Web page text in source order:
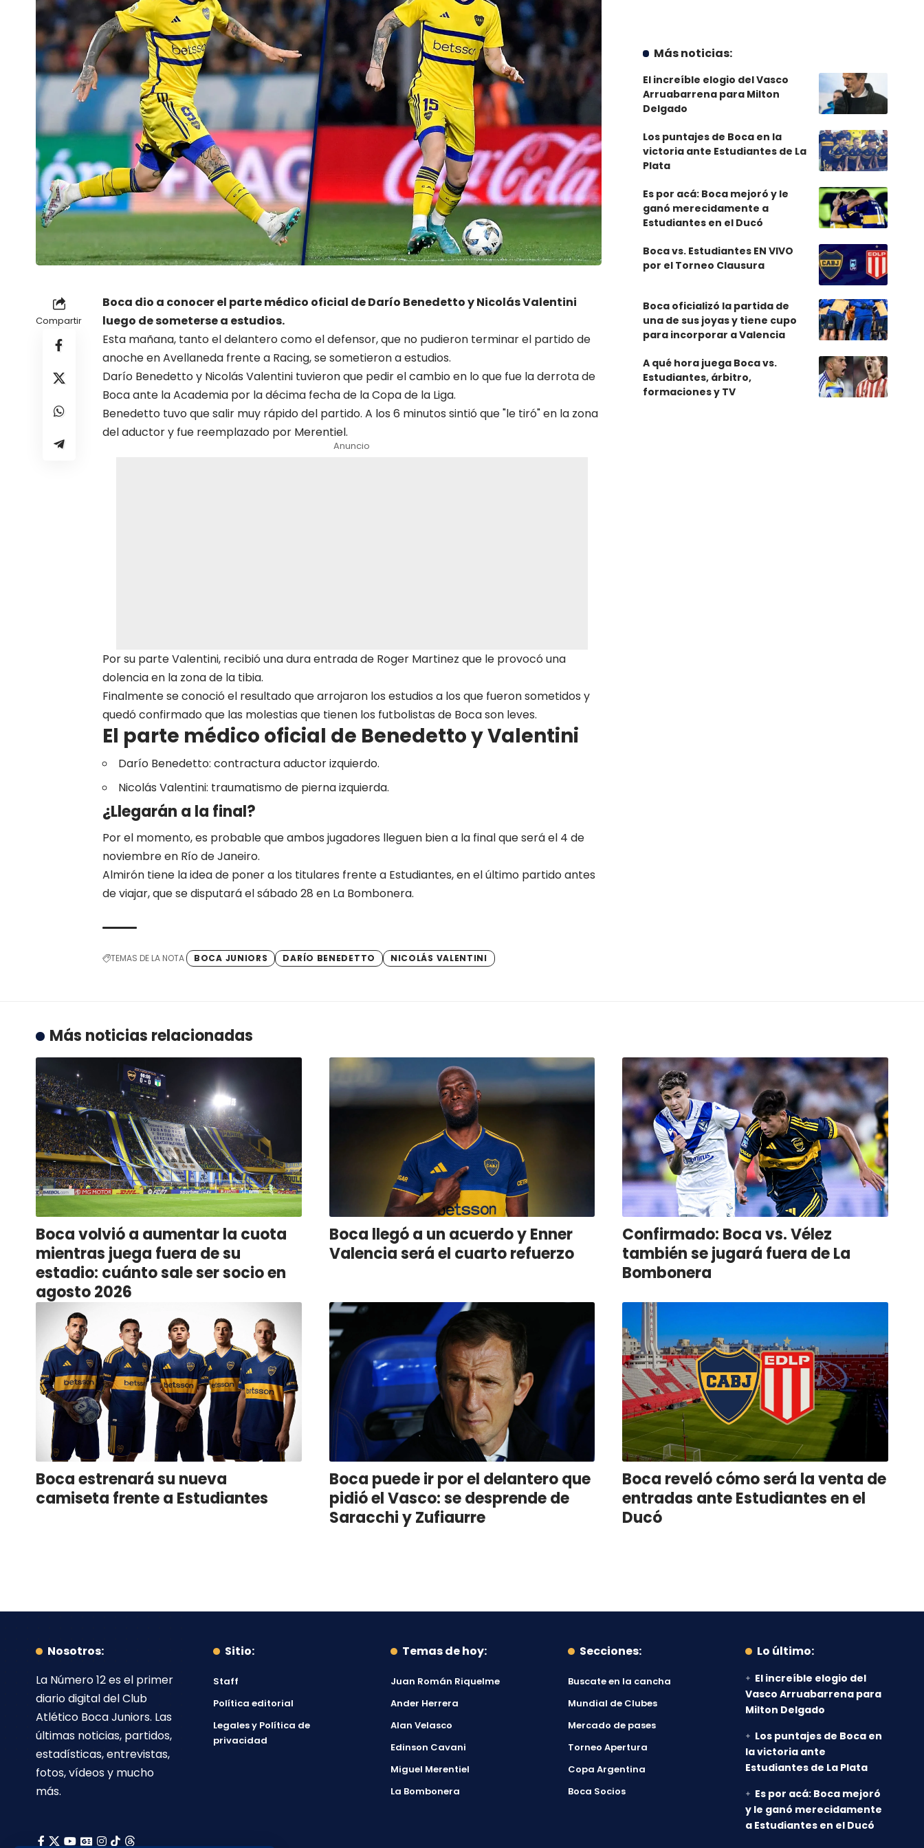
Compartir
Boca dio a conocer el parte médico oficial de Darío Benedetto y Nicolás Valentini
luego de someterse a estudios.
Esta mañana, tanto el delantero como el defensor, que no pudieron terminar el partido de
anoche en Avellaneda frente a Racing, se sometieron a estudios.
Darío Benedettoy Nicolás Valentini tuvieron que pedir el cambio en lo que fue la derrota de
Bocaante la Academia por la décima fecha de la Copa de la Liga.
Benedetto tuvo que salir muy rápido del partido. A los 6 minutos sintió que "le tiró" en la zona
del aductor y fue reemplazado por Merentiel.
Anuncio
Por su parteValentini, recibió una dura entrada de Roger Martinez que le provocó una
dolencia en la zona de la tibia.
Finalmente se conoció el resultado que arrojaron los estudios a los que fueron sometidos y
quedó confirmado que las molestias que tienen los futbolistas de Boca son leves.
El parte médico oficial de Benedetto y Valentini
Darío Benedetto: contractura aductor izquierdo.
Nicolás Valentini: traumatismo de pierna izquierda.
¿Llegarán a la final?
Por el momento, es probable que ambos jugadores lleguen bien a la final que será el 4 de
noviembre en Río de Janeiro.
Almirón tiene la idea de poner a los titulares frente a Estudiantes, en el último partido antes
de viajar, que se disputará el sábado 28 en La Bombonera.
TEMAS DE LA NOTA BOCA JUNIORS DARÍO BENEDETTO NICOLÁS VALENTINI
Más noticias:
El increíble elogio del Vasco
Arruabarrena para Milton
Delgado
Los puntajes de Boca en la
victoria ante Estudiantes de La
Plata
Es por acá: Boca mejoró y le
ganó merecidamente a
Estudiantes en el Ducó
Boca vs. Estudiantes EN VIVO
por el Torneo Clausura
Boca oficializó la partida de
una de sus joyas y tiene cupo
para incorporar a Valencia
A qué hora juega Boca vs.
Estudiantes, árbitro,
formaciones y TV
Más noticias relacionadas
Boca volvió a aumentar la cuota
mientras juega fuera de su
estadio: cuánto sale ser socio en
agosto 2026
Boca llegó a un acuerdo y Enner
Valencia será el cuarto refuerzo
Confirmado: Boca vs. Vélez
también se jugará fuera de La
Bombonera
Boca estrenará su nueva
camiseta frente a Estudiantes
Boca puede ir por el delantero que
pidió el Vasco: se desprende de
Saracchi y Zufiaurre
Boca reveló cómo será la venta de
entradas ante Estudiantes en el
Ducó
Nosotros:
La Número 12es el primer
diario digital delClub
Atlético Boca Juniors. Las
últimas noticias, partidos,
estadísticas, entrevistas,
fotos, vídeos y mucho
más.
Sitio:
Staff
Política editorial
Legales y Política de
privacidad
Temas de hoy:
Juan Román Riquelme
Ander Herrera
Alan Velasco
Edinson Cavani
Miguel Merentiel
La Bombonera
Secciones:
Buscate en la cancha
Mundial de Clubes
Mercado de pases
Torneo Apertura
Copa Argentina
Boca Socios
Lo último:
El increíble elogio del
Vasco Arruabarrena para
Milton Delgado
Los puntajes de Boca en
la victoria ante
Estudiantes de La Plata
Es por acá: Boca mejoró
y le ganó merecidamente
a Estudiantes en el Ducó